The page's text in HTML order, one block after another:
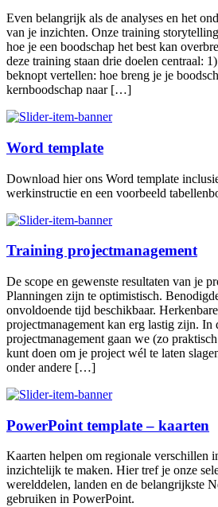
Even belangrijk als de analyses en het
van je inzichten. Onze training
hoe je een boodschap het best kan
deze training staan drie doelen centraal:
beknopt vertellen: hoe breng je je
kernboodschap naar […]
Word template
Download hier ons Word template
werkinstructie en een voorbeeld
Training projectmanagement
De scope en gewenste resultaten van je
Planningen zijn te optimistisch.
onvoldoende tijd beschikbaar.
projectmanagement kan erg lastig zijn. In
projectmanagement gaan we (zo
kunt doen om je project wél te laten
onder andere […]
PowerPoint template – kaarten
Kaarten helpen om regionale verschillen
inzichtelijk te maken. Hier tref je onze
werelddelen, landen en de belangrijkste
gebruiken in PowerPoint.